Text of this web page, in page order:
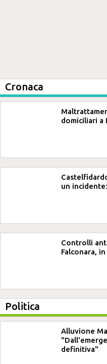
Cronaca
domiciliari a
un
Controlli
Falconara,
Politica
Alluvione
definitiva"